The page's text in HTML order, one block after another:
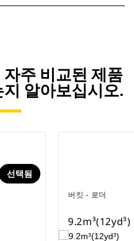
자주 비교된 제품
알아보십시오.
선택됨
버킷 - 로더
9.2m³(12yd³)